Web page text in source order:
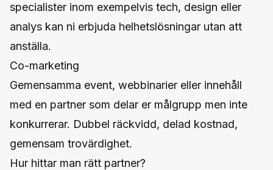
specialister inom exempelvis tech, design eller
analys kan ni erbjuda helhetslösningar utan att
anställa.
Co-marketing
Gemensamma event, webbinarier eller innehåll
med en partner som delar er målgrupp men inte
konkurrerar. Dubbel räckvidd, delad kostnad,
gemensam trovärdighet.
Hur hittar man rätt partner?